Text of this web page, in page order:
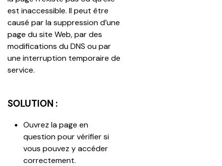
est inaccessible. Il peut être
causé par la suppression d’une
page du site Web, par des
modifications du DNS ou par
une interruption temporaire de
service.
SOLUTION :
Ouvrez la page en
question pour vérifier si
vous pouvez y accéder
correctement.